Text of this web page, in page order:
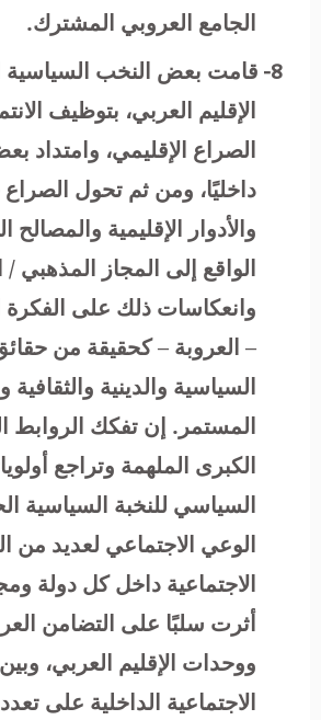
الجامع العروبي المشترك.
8- قامت بعض النخب السياسية
الإقليم العربي، بتوظيف
الصراع الإقليمي، وامتداد
داخليًا، ومن ثم تحول
والأدوار الإقليمية والمصالح
الواقع إلى المجاز المذهبي
وانعكاسات ذلك على الفكرة
– العروبة – كحقيقة من
السياسية والدينية والثقافية
المستمر. إن تفكك الروابط
الكبرى الملهمة وتراجع
السياسي للنخبة السياسية
الوعي الاجتماعي لعديد من
الاجتماعية داخل كل دولة
أثرت سلبًا على التضامن
ووحدات الإقليم العربي،
الاجتماعية الداخلية على